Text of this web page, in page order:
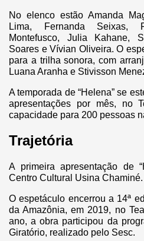
No elenco estão Amanda
Lima, Fernanda Seixas,
Montefusco, Julia Kahane,
Soares e Vívian Oliveira. O
para a trilha sonora, com
Luana Aranha e Stivisson
A temporada de “Helena” se
apresentações por mês, no
capacidade para 200 pessoas
Trajetória
A primeira apresentação de
Centro Cultural Usina Chaminé.
O espetáculo encerrou a 14ª
da Amazônia, em 2019, no
ano, a obra participou da
Giratório, realizado pelo Sesc.